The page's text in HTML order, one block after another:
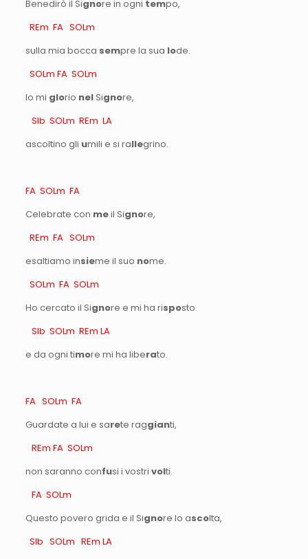
Benedirò il Signore in ogni tempo,
REm FA SOLm
sulla mia bocca sempre la sua lode.
SOLm FA SOLm
Io mi glorio nelSignore,
SIb SOLm REm LA
ascoltino gli umili e si rallegrino.
FA SOLm FA
Celebrate con meil Signore,
REm FA SOLm
esaltiamo insieme il suo nome.
SOLm FA SOLm
Ho cercato il Signore e mi ha risposto
SIb SOLm REm LA
e da ogni timore mi ha liberato.
FA SOLm FA
Guardate a lui e sarete raggianti,
REm FA SOLm
non saranno confusi i vostri volti.
FA SOLm
Questo povero grida e il Signore lo ascolta,
SIb SOLm REm LA